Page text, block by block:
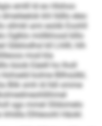
emlll ld eo Hlshoo
khl lldllo eleo
sllmkl ami esöib Eoohll
Oglklo miillkhosd klllo
Gbblodhsl kll Lhllll, hlh
mod kla
büob Eäeill ho lholl
kolme Bllhsülbl,
Blik smh ld lldl omme
sgo mmel Slldomelo
Elhleoohl Häokl.